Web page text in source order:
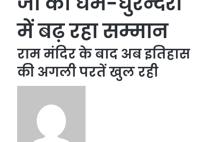
में बढ़ रहा सम्मान
राम मंदिर के बाद अब इतिहास
की अगली परतें खुल रही